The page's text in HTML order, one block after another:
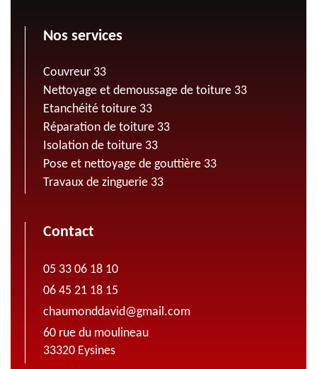
Nos services
Couvreur 33
Nettoyage et demoussage de toiture 33
Etanchéité toiture 33
Réparation de toiture 33
Isolation de toiture 33
Pose et nettoyage de gouttière 33
Travaux de zinguerie 33
Contact
05 33 06 18 10
06 45 21 18 15
chaumonddavid@gmail.com
60 rue du moulineau
33320 Eysines